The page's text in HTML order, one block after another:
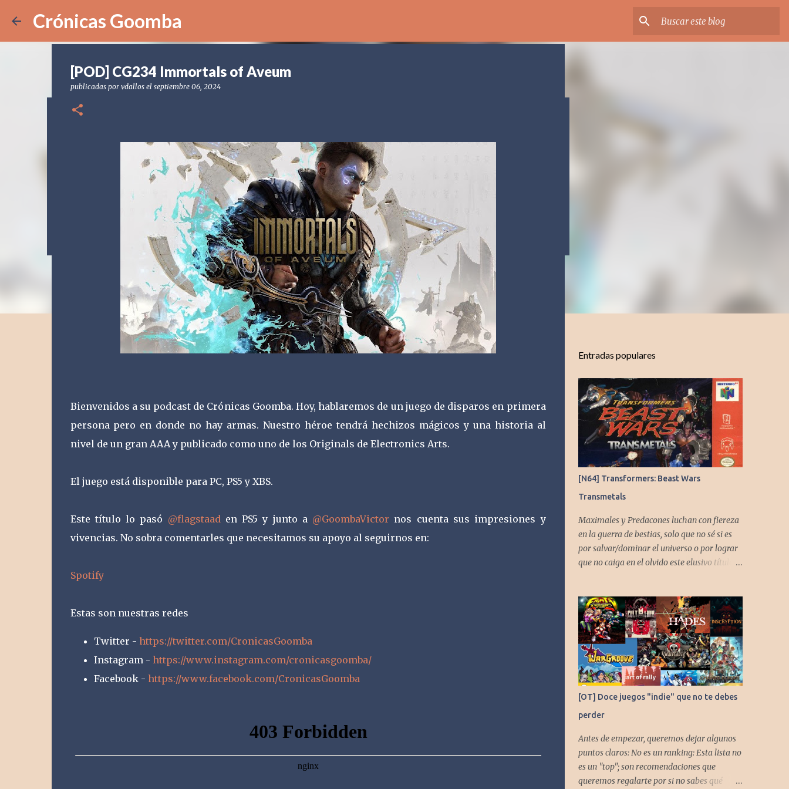
Crónicas Goomba
Crónicas Goomba eljulio 31, 2026 [NS2] NINTENDO SWITCH 2 [POD] PODCAST 2025 SEGA SONIC
SONIC RACING CROSSWORLDS
[POD] CG234 Immortals of Aveum
publicadas por vdallos el septiembre 06, 2024
Bienvenidos a su podcast de Crónicas Goomba. Hoy, hablaremos de un juego de disparos en primera
persona pero en donde no hay armas. Nuestro héroe tendrá hechizos mágicos y una historia al
nivel de un gran AAA y publicado como uno de los Originals de Electronics Arts.
El juego está disponible para PC, PS5 y XBS.
Este título lo pasó @flagstaaden PS5 y junto a @GoombaVictor nos cuenta sus impresiones y
vivencias. No sobra comentarles que necesitamos su apoyo al seguirnos en:
Spotify
Estas son nuestras redes
Twitter - https://twitter.com/CronicasGoomba
Instagram - https://www.instagram.com/cronicasgoomba/
Facebook - https://www.facebook.com/CronicasGoomba
Entradas populares
[N64] Transformers: Beast Wars
Transmetals
Maximales y Predacones luchan con fiereza
en la guerra de bestias, solo que no sé si es
por salvar/dominar el universo o por lograr
que no caiga en el olvido este elusivo título
[OT] Doce juegos "indie" que no te debes
perder
Antes de empezar, queremos dejar algunos
puntos claros: No es un ranking: Esta lista no
es un "top"; son recomendaciones que
queremos regalarte por si no sabes qué